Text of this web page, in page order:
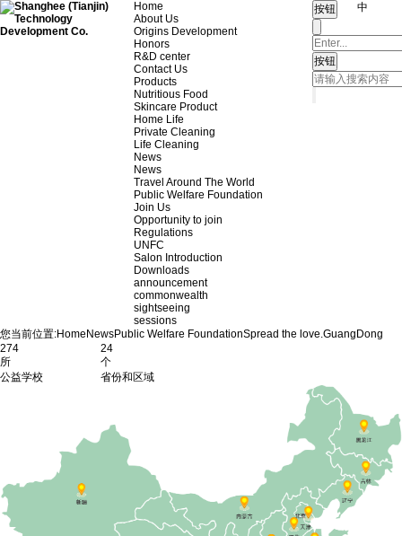
Home
About Us
Origins Development
Honors
R&D center
Contact Us
Products
Nutritious Food
Skincare Product
Home Life
Private Cleaning
Life Cleaning
News
News
Travel Around The World
Public Welfare Foundation
Join Us
Opportunity to join
Regulations
UNFC
Salon Introduction
Downloads
announcement
commonwealth
sightseeing
sessions
中
您当前位置:Home NewsPublic Welfare FoundationSpread the love.GuangDong
274
所
公益学校
24
个
省份和区域